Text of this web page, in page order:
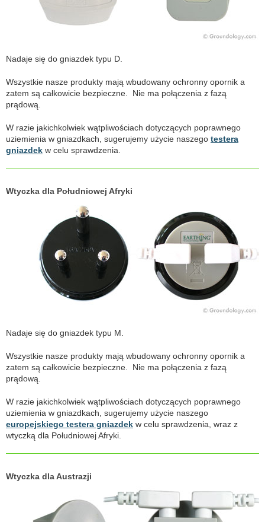
Nadaje się do gniazdek typu D.
Wszystkie nasze produkty mają wbudowany ochronny opornik a
zatem są całkowicie bezpieczne. Nie ma połączenia z fazą
prądową.
W razie jakichkolwiek wątpliwościach dotyczących poprawnego
uziemienia w gniazdkach, sugerujemy użycie naszego testera
gniazdek w celu sprawdzenia.
Wtyczka dla Południowej Afryki
Nadaje się do gniazdek typu M.
Wszystkie nasze produkty mają wbudowany ochronny opornik a
zatem są całkowicie bezpieczne. Nie ma połączenia z fazą
prądową.
W razie jakichkolwiek wątpliwościach dotyczących poprawnego
uziemienia w gniazdkach, sugerujemy użycie naszego
europejskiego testera gniazdek w celu sprawdzenia, wraz z
wtyczką dla Południowej Afryki.
Wtyczka dla Austrazji